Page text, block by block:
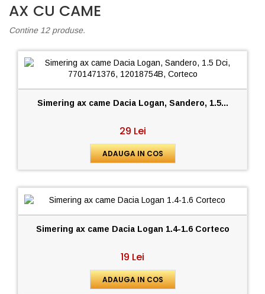
AX CU CAME
Contine 12 produse.
Simering ax came Dacia Logan, Sandero, 1.5...
29 Lei
ADAUGA IN COS
Simering ax came Dacia Logan 1.4-1.6 Corteco
19 Lei
ADAUGA IN COS